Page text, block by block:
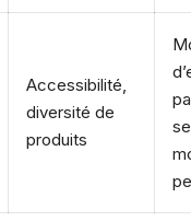
Accessibilité,
diversité de
produits